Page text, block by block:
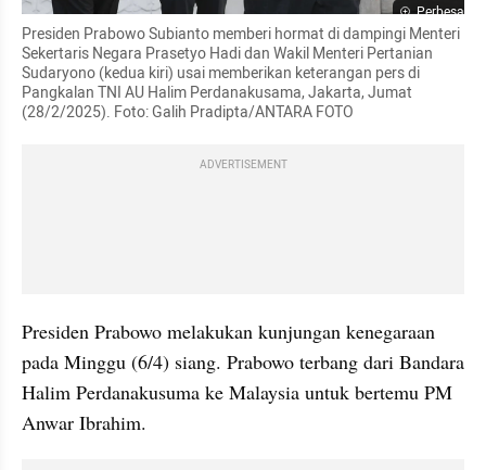
Perbesar
Presiden Prabowo Subianto memberi hormat di dampingi Menteri
Sekertaris Negara Prasetyo Hadi dan Wakil Menteri Pertanian
Sudaryono (kedua kiri) usai memberikan keterangan pers di
Pangkalan TNI AU Halim Perdanakusama, Jakarta, Jumat
(28/2/2025). Foto: Galih Pradipta/ANTARA FOTO
ADVERTISEMENT
Presiden Prabowo melakukan kunjungan kenegaraan
pada Minggu (6/4) siang. Prabowo terbang dari Bandara
Halim Perdanakusuma ke Malaysia untuk bertemu PM
Anwar Ibrahim.